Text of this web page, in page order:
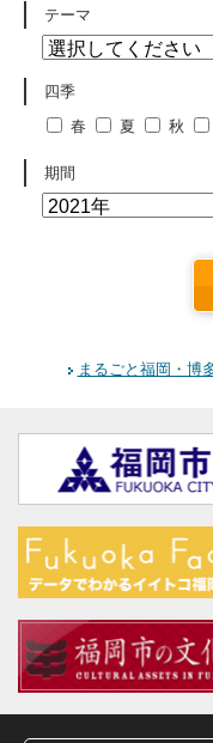
テーマ
四季
春
夏 秋
期間
まるごと福岡・博